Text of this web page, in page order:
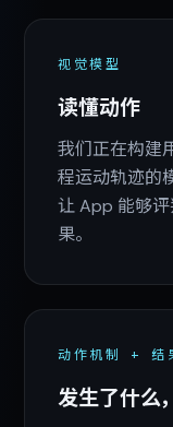
视觉模型
读懂动作
我们正在构建
程运动轨迹的
让 App 能够
果。
动作机制 + 结
发生了什么